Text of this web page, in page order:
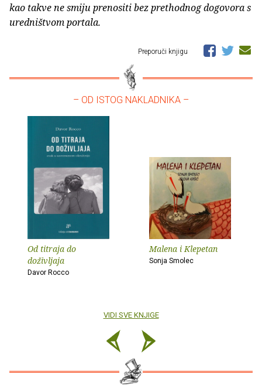
kao takve ne smiju prenositi bez prethodnog dogovora s
uredništvom portala.
Preporuči knjigu
– OD ISTOG NAKLADNIKA –
Od titraja do
doživljaja
Davor Rocco
Malena i Klepetan
Sonja Smolec
VIDI SVE KNJIGE